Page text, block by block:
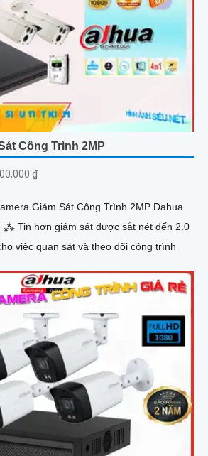
Công Trình 2MP
₫
Giám Sát Công Trình 2MP Dahua
2.0
việc quan sát và theo dõi công trình